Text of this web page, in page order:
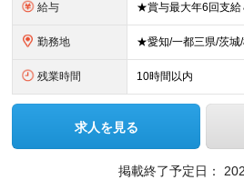
給与
勤務地
残業時間 10時間以内
求人を見る
掲載終了予定日：